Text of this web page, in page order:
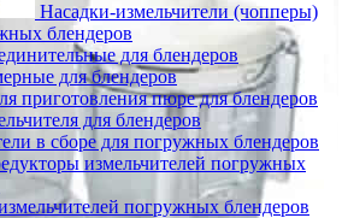
Насадки-измельчители (чопперы)
блендеров
для блендеров
для блендеров
приготовления пюре для блендеров
для блендеров
в сборе для погружных блендеров
измельчителей погружных
погружных блендеров